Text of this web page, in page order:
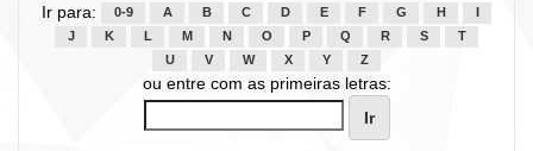
Ir para: 0-9 A B C D E F G H
J
K L M N O P Q R S
T
U
V W X Y Z
ou entre com as primeiras letras: